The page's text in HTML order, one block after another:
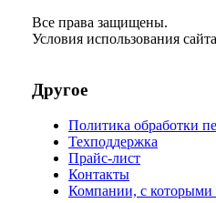
Все права защищены.
Условия использования
Другое
Политика обработки
Техподдержка
Прайс-лист
Контакты
Компании, с которыми